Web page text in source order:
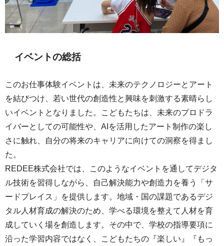
イベントの総括
このお仕事体験イベントは、未来のテクノロジーとアート
を結びつけ、若い世代の創造性と興味を刺激する素晴らし
いイベントとなりました。こどもたちは、未来のプロドラ
イバーとしての可能性や、AIを活用したアート制作の楽し
さに触れ、自分の将来のキャリアに向けての洞察を得まし
た。
REDEE株式会社では、このようなイベントを通してデジタ
ル技術を習得しながら、自己解決能力や創造力を養う「サ
ードプレイス」を提供します。地域・国の課題であるデジ
タル人材育成の解決のため、学べる環境を整えて人材を育
成していく場を創造します。その中で、学校の指導要項に
沿った学習内容ではなく、こどもたちの『楽しい』『もっ